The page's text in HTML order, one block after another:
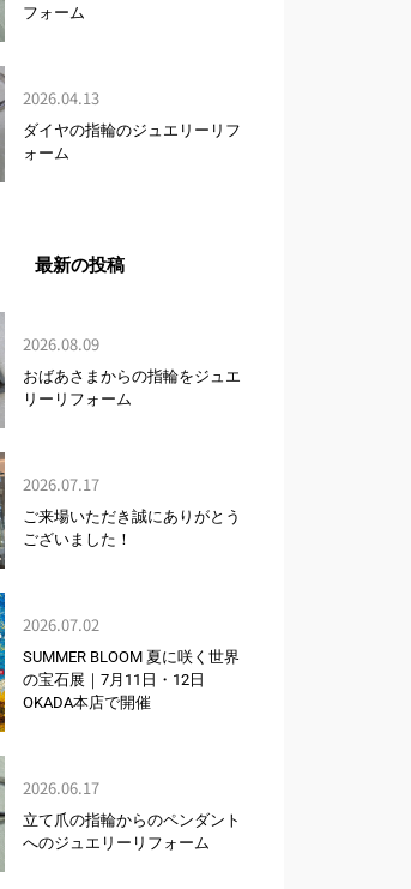
フォーム
2026.04.13
ダイヤの指輪のジュエリーリフ
ォーム
最新の投稿
2026.08.09
おばあさまからの指輪をジュエ
リーリフォーム
2026.07.17
ご来場いただき誠にありがとう
ございました！
2026.07.02
SUMMER BLOOM 夏に咲く世界
の宝石展｜7月11日・12日
OKADA本店で開催
2026.06.17
立て爪の指輪からのペンダント
へのジュエリーリフォーム